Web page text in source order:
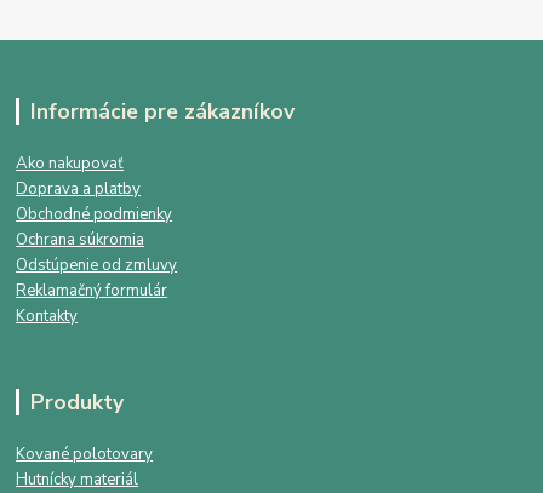
Informácie pre zákazníkov
Ako nakupovať
Doprava a platby
Obchodné podmienky
Ochrana súkromia
Odstúpenie od zmluvy
Reklamačný formulár
Kontakty
Produkty
Kované polotovary
Hutnícky materiál